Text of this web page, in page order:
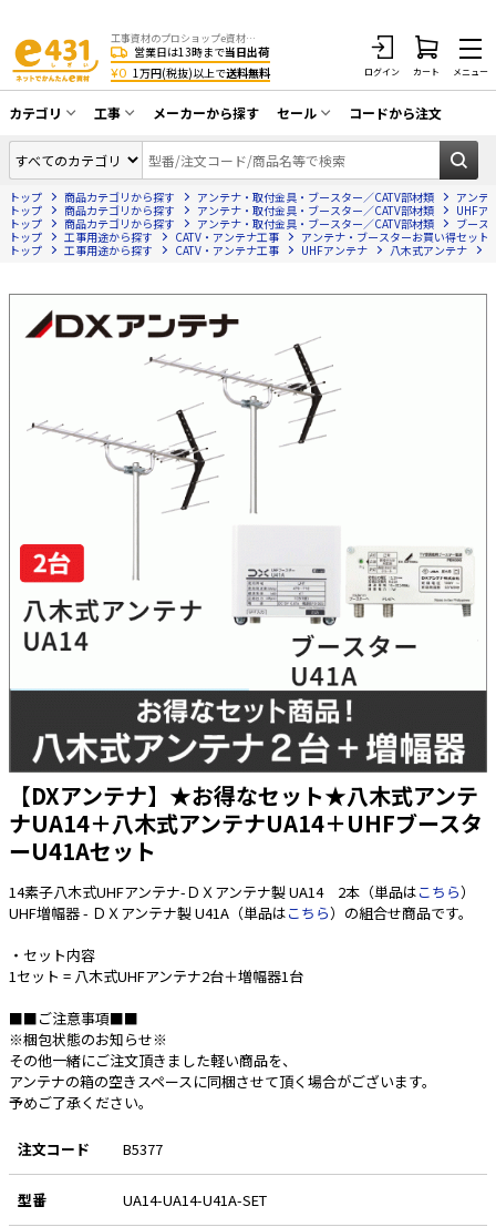
工事資材のプロショップe資材 CATV・アンテナ・防犯・光・LAN・電気・空調工事など
営業日は13時まで当日出荷
¥0 1万円(税抜)以上で送料無料 ログイン カート メニュー
カテゴリ
同軸ケーブル／テレビ用接栓／関連工具
アンテナ・取付金具・ブースター／CATV
部材類
配線補助具（モール・結束バンド・テー
プ類 他）
HDMIケーブル・周辺機器／RCAケーブル
電話線／コネクタ／アダプタ
光ファイバー・融着接続機関連
LANケーブル・コネクタ・関連資材/機器
太陽光発電ケーブル・コネクタ・関連資
材/機器
電源ケーブル／コネクタ／分電盤／ブレ
ーカ
電源タップ・延長コード
スイッチ・コンセント（配線器具）
PF管/FEP管/CD管/情報線保護管
ボックス・ビニル電線管付属品・引き込
みカバー
EV充電設備工事関連
感染症関連
e431オリジナル
暑さ対策
販売終了品
工事
CATV・アンテナ工事
光工事・FTTH工事
エアコン・換気扇工事
LAN配線工事
電話工事
電気配管工事
EV充電設備工事
照明設置工事
メーカーから探す セール
在庫一掃セール
コードから注文
トップ 商品カテゴリから探す アンテナ・取付金具・ブースター／CATV部材類
アンテ
トップ
商品カテゴリから探す アンテナ・取付金具・ブースター／CATV部材類
UHFア
トップ
商品カテゴリから探す アンテナ・取付金具・ブースター／CATV部材類
ブース
トップ
工事用途から探す CATV・アンテナ工事
アンテナ・ブースターお買い得セット
トップ
工事用途から探す CATV・アンテナ工事 UHFアンテナ 八木式アンテナ
【DXアンテナ】★お得なセット★八木式アンテ
ナUA14＋八木式アンテナUA14＋UHFブースタ
ーU41Aセット
14素子八木式UHFアンテナ-ＤＸアンテナ製 UA14 2本（単品はこちら）
UHF増幅器 - ＤＸアンテナ製 U41A（単品はこちら）の組合せ商品です。
・セット内容
1セット = 八木式UHFアンテナ2台＋増幅器1台
■■ご注意事項■■
※梱包状態のお知らせ※
その他一緒にご注文頂きました軽い商品を、
アンテナの箱の空きスペースに同梱させて頂く場合がございます。
予めご了承ください。
注文コード B5377
型番 UA14-UA14-U41A-SET